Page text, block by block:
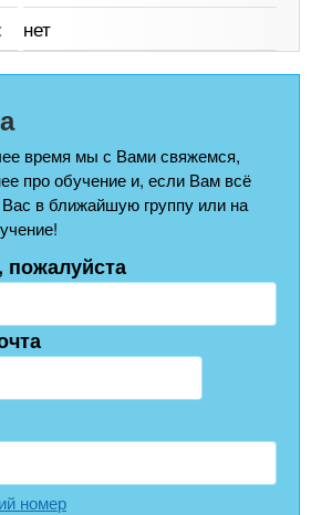
нет
время мы с Вами свяжемся,
про обучение и, если Вам всё
в ближайшую группу или на
пожалуйста
номер